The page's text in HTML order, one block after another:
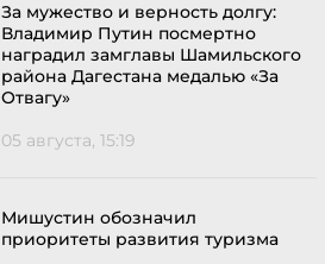
За мужество и верность долгу:
Владимир Путин посмертно
наградил замглавы Шамильского
района Дагестана медалью «За
Отвагу»
05 августа, 15:19
Мишустин обозначил
приоритеты развития туризма